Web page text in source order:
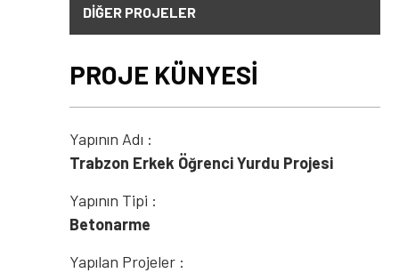
DİĞER PROJELER
PROJE KÜNYESİ
Yapının Adı :
Trabzon Erkek Öğrenci Yurdu Projesi
Yapının Tipi :
Betonarme
Yapılan Projeler :